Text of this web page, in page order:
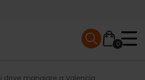
0
Mobile menu